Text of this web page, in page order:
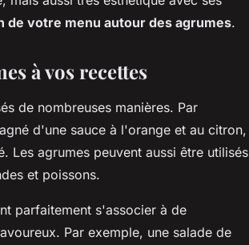
de votre menu autour des agrumes.
à vos recettes
de nombreuses manières. Par
d'une sauce à l'orange et au citron,
Les agrumes peuvent aussi être utilisés
et poissons.
parfaitement s'associer à de
Par exemple, une salade de